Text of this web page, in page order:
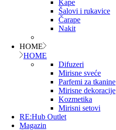
Kape
Šalovi i rukavice
Čarape
Nakit
HOME
HOME
Difuzeri
Mirisne sveće
Parfemi za tkanine
Mirisne dekoracije
Kozmetika
Mirisni setovi
RE:Hub Outlet
Magazin